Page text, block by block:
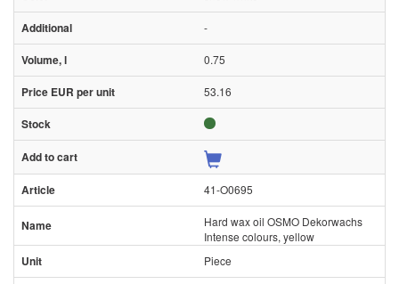
-
0.75
53.16
41-O0695
Hard wax oil OSMO Dekorwachs
Intense colours, yellow
Piece